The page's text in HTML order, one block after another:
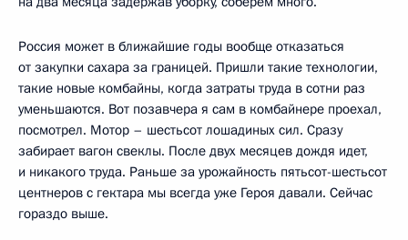
Россия может в ближайшие годы вообще отказаться
от закупки сахара за границей. Пришли такие технологии,
такие новые комбайны, когда затраты труда в сотни раз
уменьшаются. Вот позавчера я сам в комбайнере проехал,
посмотрел. Мотор – шестьсот лошадиных сил. Сразу
забирает вагон свеклы. После двух месяцев дождя идет,
и никакого труда. Раньше за урожайность пятьсот-шестьсот
центнеров с гектара мы всегда уже Героя давали. Сейчас
гораздо выше.